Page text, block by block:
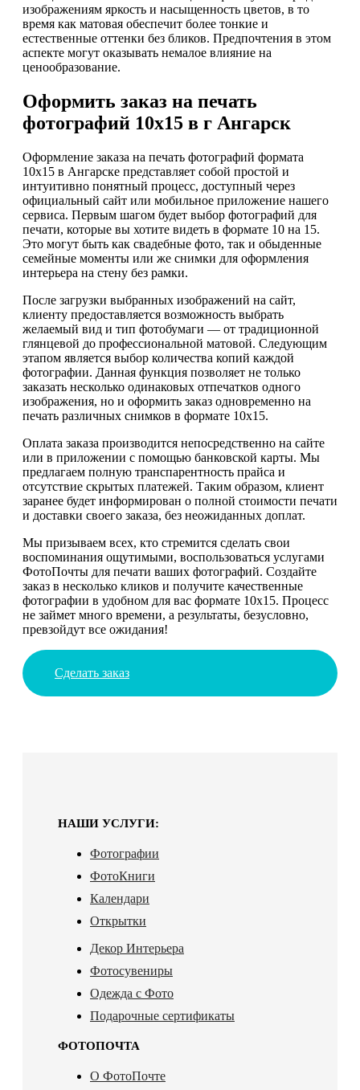
изображениям яркость и насыщенность цветов, в то
время как матовая обеспечит более тонкие и
естественные оттенки без бликов. Предпочтения в этом
аспекте могут оказывать немалое влияние на
ценообразование.
Оформить заказ на печать
фотографий 10х15 в г Ангарск
Оформление заказа на печать фотографий формата
10х15 в Ангарске представляет собой простой и
интуитивно понятный процесс, доступный через
официальный сайт или мобильное приложение нашего
сервиса. Первым шагом будет выбор фотографий для
печати, которые вы хотите видеть в формате 10 на 15.
Это могут быть как свадебные фото, так и обыденные
семейные моменты или же снимки для оформления
интерьера на стену без рамки.
После загрузки выбранных изображений на сайт,
клиенту предоставляется возможность выбрать
желаемый вид и тип фотобумаги — от традиционной
глянцевой до профессиональной матовой. Следующим
этапом является выбор количества копий каждой
фотографии. Данная функция позволяет не только
заказать несколько одинаковых отпечатков одного
изображения, но и оформить заказ одновременно на
печать различных снимков в формате 10х15.
Оплата заказа производится непосредственно на сайте
или в приложении с помощью банковской карты. Мы
предлагаем полную транспарентность прайса и
отсутствие скрытых платежей. Таким образом, клиент
заранее будет информирован о полной стоимости печати
и доставки своего заказа, без неожиданных доплат.
Мы призываем всех, кто стремится сделать свои
воспоминания ощутимыми, воспользоваться услугами
ФотоПочты для печати ваших фотографий. Создайте
заказ в несколько кликов и получите качественные
фотографии в удобном для вас формате 10х15. Процесс
не займет много времени, а результаты, безусловно,
превзойдут все ожидания!
Сделать заказ
НАШИ УСЛУГИ:
Фотографии
ФотоКниги
Календари
Открытки
Декор Интерьера
Фотосувениры
Одежда с Фото
Подарочные сертификаты
ФОТОПОЧТА
О ФотоПочте